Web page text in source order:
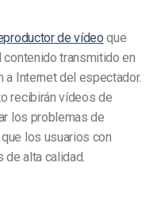
de vídeo que
contenido transmitido en
a Internet del espectador.
recibirán vídeos de
los problemas de
los usuarios con
de alta calidad.